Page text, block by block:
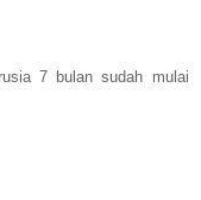
7 bulan sudah mulai